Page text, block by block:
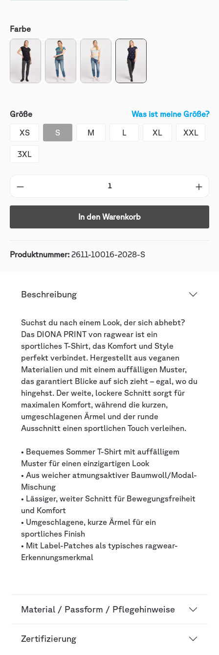
Farbe
Größe Was ist meine Größe?
XS S M L XL XXL
3XL
In den Warenkorb
Produktnummer: 2611-10016-2028-S
Beschreibung
Suchst du nach einem Look, der sich abhebt?
Das DIONA PRINT von ragwear ist ein
sportliches T-Shirt, das Komfort und Style
perfekt verbindet. Hergestellt aus veganen
Materialien und mit einem auffälligen Muster,
das garantiert Blicke auf sich zieht – egal, wo du
hingehst. Der weite, lockere Schnitt sorgt für
maximalen Komfort, während die kurzen,
umgeschlagenen Ärmel und der runde
Ausschnitt einen sportlichen Touch verleihen.
• Bequemes Sommer T-Shirt mit auffälligem
Muster für einen einzigartigen Look
• Aus weicher atmungsaktiver Baumwoll/Modal-
Mischung
• Lässiger, weiter Schnitt für Bewegungsfreiheit
und Komfort
• Umgeschlagene, kurze Ärmel für ein
sportliches Finish
• Mit Label-Patches als typisches ragwear-
Erkennungsmerkmal
Material / Passform / Pflegehinweise
Zertifizierung